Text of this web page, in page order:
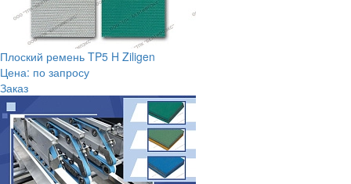
Плоский ремень TP5 H Ziligen
Цена: по запросу
Заказ